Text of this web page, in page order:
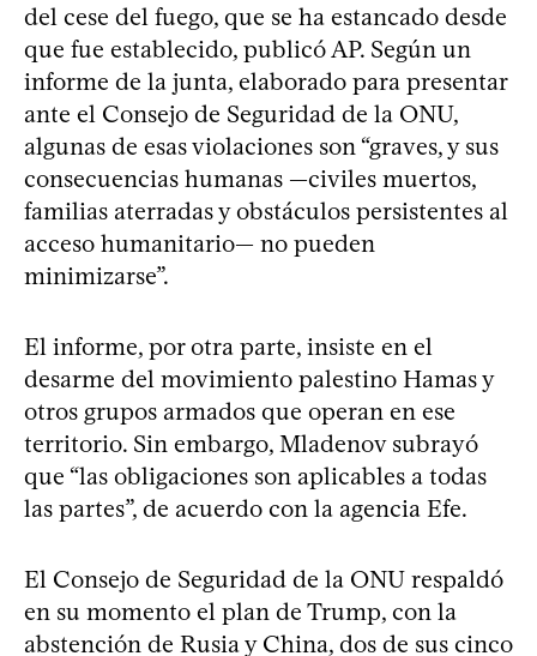
del cese del fuego, que se ha estancado desde
que fue establecido, publicó AP. Según un
informe de la junta, elaborado para presentar
ante el Consejo de Seguridad de la ONU,
algunas de esas violaciones son “graves, y sus
consecuencias humanas —civiles muertos,
familias aterradas y obstáculos persistentes al
acceso humanitario— no pueden
minimizarse”.
El informe, por otra parte, insiste en el
desarme del movimiento palestino Hamas y
otros grupos armados que operan en ese
territorio. Sin embargo, Mladenov subrayó
que “las obligaciones son aplicables a todas
las partes”, de acuerdo con la agencia Efe.
El Consejo de Seguridad de la ONU respaldó
en su momento el plan de Trump, con la
abstención de Rusia y China, dos de sus cinco